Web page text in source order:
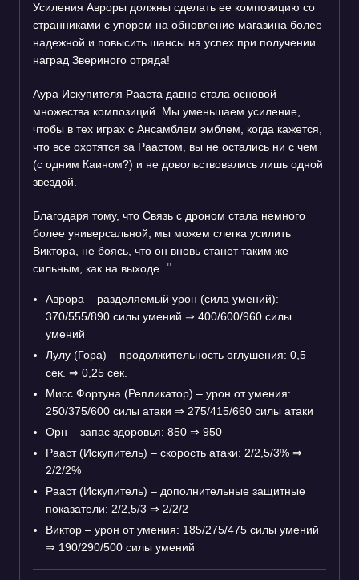
Усиления Авроры должны сделать ее композицию со
странниками с упором на обновление магазина более
надежной и повысить шансы на успех при получении
наград Звериного отряда!
Аура Искупителя Рааcта давно стала основой
множества композиций. Мы уменьшаем усиление,
чтобы в тех играх с Ансамблем эмблем, когда кажется,
что все охотятся за Раастом, вы не остались ни с чем
(с одним Каином?) и не довольствовались лишь одной
звездой.
Благодаря тому, что Связь с дроном стала немного
более универсальной, мы можем слегка усилить
Виктора, не боясь, что он вновь станет таким же
сильным, как на выходе.
Аврора – разделяемый урон (сила умений):
370/555/890 силы умений ⇒ 400/600/960 силы
умений
Лулу (Гора) – продолжительность оглушения: 0,5
сек. ⇒ 0,25 сек.
Мисс Фортуна (Репликатор) – урон от умения:
250/375/600 силы атаки ⇒ 275/415/660 силы атаки
Орн – запас здоровья: 850 ⇒ 950
Рааст (Искупитель) – скорость атаки: 2/2,5/3% ⇒
2/2/2%
Рааст (Искупитель) – дополнительные защитные
показатели: 2/2,5/3 ⇒ 2/2/2
Виктор – урон от умения: 185/275/475 силы умений
⇒ 190/290/500 силы умений